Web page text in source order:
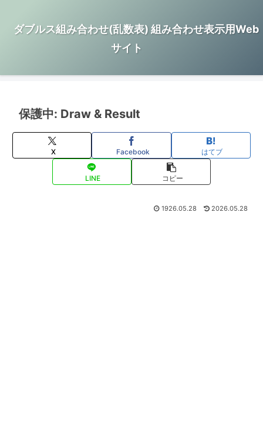
ダブルス組み合わせ(乱数表) 組み合わせ表示用Web
サイト
保護中: Draw & Result
X Facebook はてブ
LINE コピー
1926.05.28 2026.05.28